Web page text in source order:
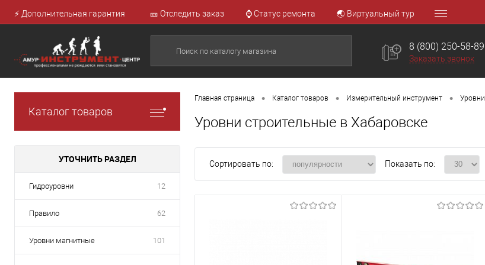
⚡ Дополнительная гарантия 🎫 Отследить заказ ⌚ Статус ремонта 🌏 Виртуальный тур
8 (800) 250-58-89
Заказать звонок
Каталог товаров
УТОЧНИТЬ РАЗДЕЛ
Гидроуровни 12
Правило 62
Уровни магнитные 101
Главная страница • Каталог товаров • Измерительный инструмент • Уровни
Уровни строительные в Хабаровске
Сортировать по: Показать по: